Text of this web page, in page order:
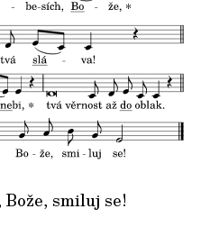
smiluj se!